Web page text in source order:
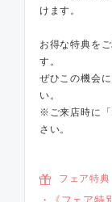
けます。
お得な特典を
す。
ぜひこの機会
い。
※ご来店時に「
さい。
フェア特典